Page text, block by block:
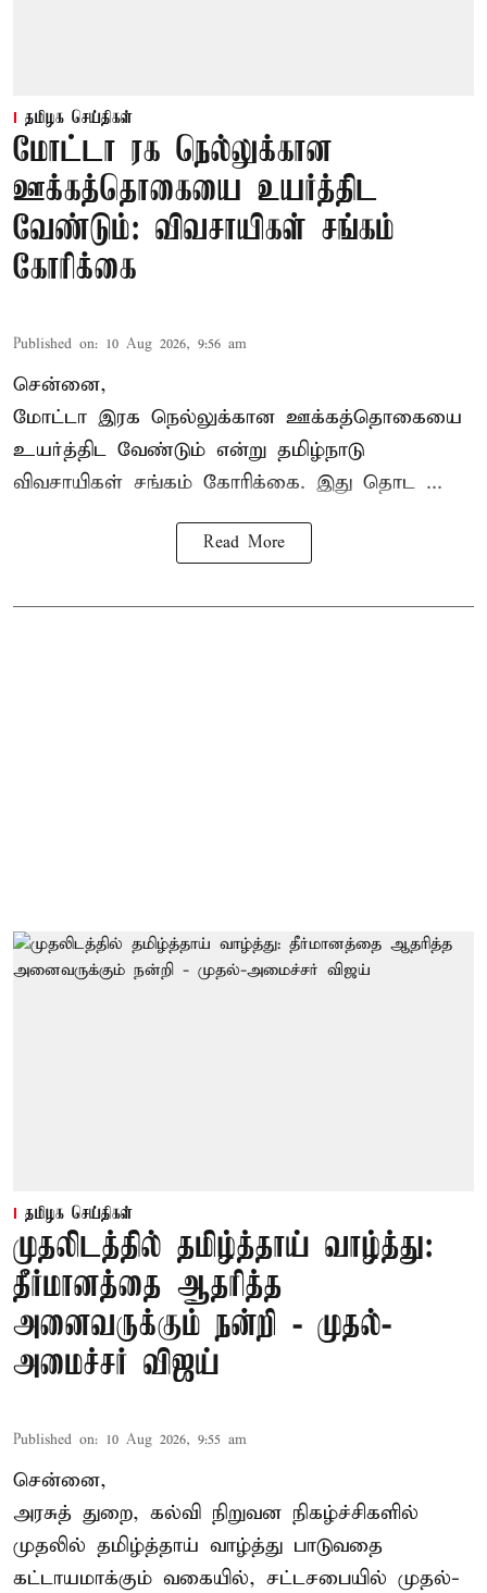
தமிழக செய்திகள்
மோட்டா ரக நெல்லுக்கான
ஊக்கத்தொகையை உயர்த்திட
வேண்டும்: விவசாயிகள் சங்கம்
கோரிக்கை
Published on: 10 Aug 2026, 9:56 am
சென்னை,
மோட்டா இரக நெல்லுக்கான ஊக்கத்தொகையை
உயர்த்திட வேண்டும் என்று தமிழ்நாடு
விவசாயிகள் சங்கம் கோரிக்கை. இது தொட ...
Read More
தமிழக செய்திகள்
முதலிடத்தில் தமிழ்த்தாய் வாழ்த்து:
தீர்மானத்தை ஆதரித்த
அனைவருக்கும் நன்றி - முதல்-
அமைச்சர் விஜய்
Published on: 10 Aug 2026, 9:55 am
சென்னை,
அரசுத் துறை, கல்வி நிறுவன நிகழ்ச்சிகளில்
முதலில் தமிழ்த்தாய் வாழ்த்து பாடுவதை
கட்டாயமாக்கும் வகையில், சட்டசபையில் முதல்-